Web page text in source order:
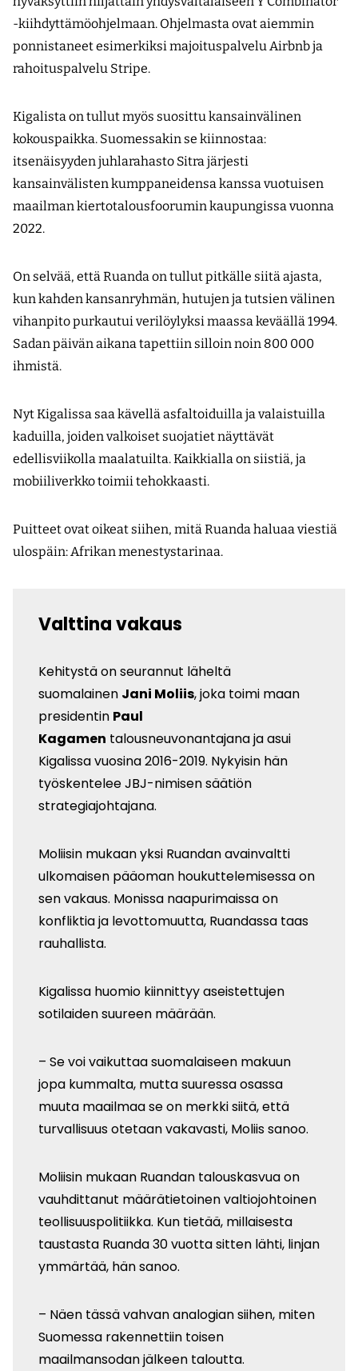
-kiihdyttämöohjelmaan. Ohjelmasta ovat aiemmin
ponnistaneet esimerkiksi majoituspalvelu Airbnb ja
rahoituspalvelu Stripe.
Kigalista on tullut myös suosittu kansainvälinen
kokouspaikka. Suomessakin se kiinnostaa:
itsenäisyyden juhlarahasto Sitra järjesti
kansainvälisten kumppaneidensa kanssa vuotuisen
maailman kiertotalousfoorumin kaupungissa vuonna
2022.
On selvää, että Ruanda on tullut pitkälle siitä ajasta,
kun kahden kansanryhmän, hutujen ja tutsien välinen
vihanpito purkautui verilöylyksi maassa keväällä 1994.
Sadan päivän aikana tapettiin silloin noin 800 000
ihmistä.
Nyt Kigalissa saa kävellä asfaltoiduilla ja valaistuilla
kaduilla, joiden valkoiset suojatiet näyttävät
edellisviikolla maalatuilta. Kaikkialla on siistiä, ja
mobiiliverkko toimii tehokkaasti.
Puitteet ovat oikeat siihen, mitä Ruanda haluaa viestiä
ulospäin: Afrikan menestystarinaa.
Valttina vakaus
Kehitystä on seurannut läheltä
suomalainen Jani Moliis, joka toimi maan
presidentin Paul
Kagamen talousneuvonantajana ja asui
Kigalissa vuosina 2016-2019. Nykyisin hän
työskentelee JBJ-nimisen säätiön
strategiajohtajana.
Moliisin mukaan yksi Ruandan avainvaltti
ulkomaisen pääoman houkuttelemisessa on
sen vakaus. Monissa naapurimaissa on
konfliktia ja levottomuutta, Ruandassa taas
rauhallista.
Kigalissa huomio kiinnittyy aseistettujen
sotilaiden suureen määrään.
– Se voi vaikuttaa suomalaiseen makuun
jopa kummalta, mutta suuressa osassa
muuta maailmaa se on merkki siitä, että
turvallisuus otetaan vakavasti, Moliis sanoo.
Moliisin mukaan Ruandan talouskasvua on
vauhdittanut määrätietoinen valtiojohtoinen
teollisuuspolitiikka. Kun tietää, millaisesta
taustasta Ruanda 30 vuotta sitten lähti, linjan
ymmärtää, hän sanoo.
– Näen tässä vahvan analogian siihen, miten
Suomessa rakennettiin toisen
maailmansodan jälkeen taloutta.